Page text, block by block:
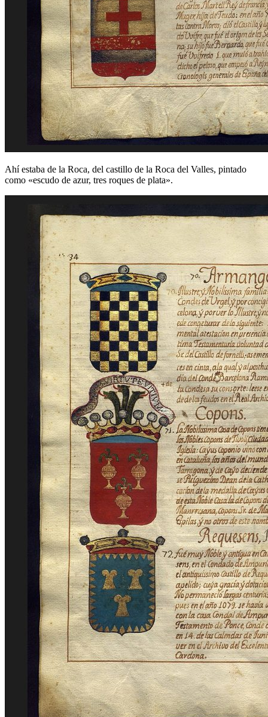
Ahí estaba de la Roca, del castillo de la Roca del Valles, pintado
como «escudo de azur, tres roques de plata».